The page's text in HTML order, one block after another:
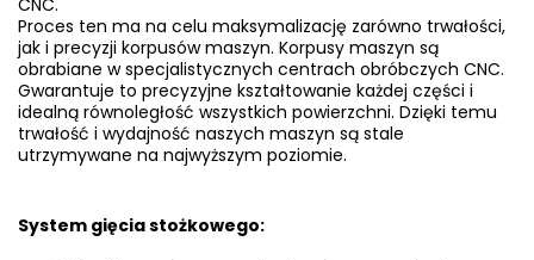
CNC.
Proces ten ma na celu maksymalizację zarówno trwałości,
jak i precyzji korpusów maszyn. Korpusy maszyn są
obrabiane w specjalistycznych centrach obróbczych CNC.
Gwarantuje to precyzyjne kształtowanie każdej części i
idealną równoległość wszystkich powierzchni. Dzięki temu
trwałość i wydajność naszych maszyn są stale
utrzymywane na najwyższym poziomie.
System gięcia stożkowego: